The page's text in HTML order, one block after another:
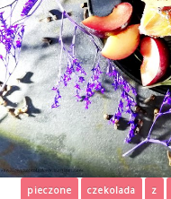
pieczone czekolada z